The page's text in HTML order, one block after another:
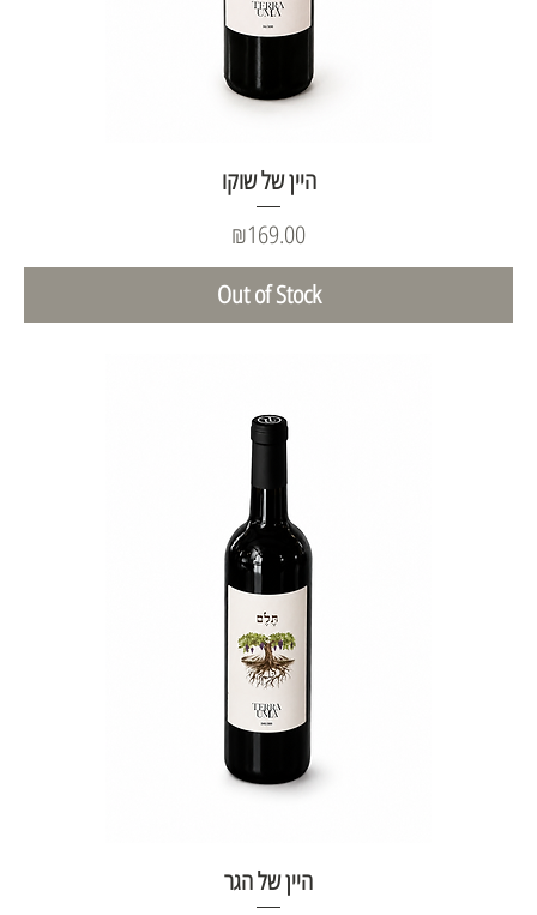
היין של שוקו
Price
₪169.00
Out of Stock
היין של הגר